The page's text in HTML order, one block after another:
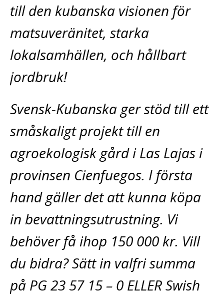
till den kubanska visionen för
matsuveränitet, starka
lokalsamhällen, och hållbart
jordbruk!
Svensk-Kubanska ger stöd till ett
småskaligt projekt till en
agroekologisk gård i Las Lajas i
provinsen Cienfuegos. I första
hand gäller det att kunna köpa
in bevattningsutrustning. Vi
behöver få ihop 150 000 kr. Vill
du bidra? Sätt in valfri summa
på PG 23 57 15 – 0 ELLER Swish